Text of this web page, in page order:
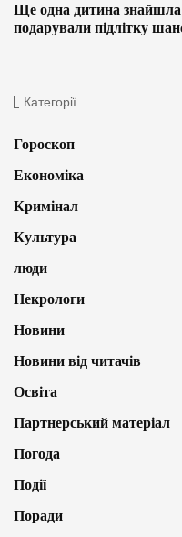
Ще одна дитина знайшла
подарували підлітку
Категорії
Гороскоп
Економіка
Кримінал
Культура
люди
Некрологи
Новини
Новини від читачів
Освіта
Партнерський матеріал
Погода
Події
Поради